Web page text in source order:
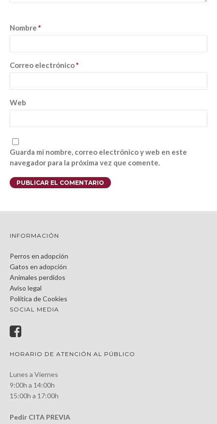
Nombre *
Correo electrónico*
Web
Guarda mi nombre, correo electrónico y web en este
navegador para la próxima vez que comente.
INFORMACIÓN
Perros en adopción
Gatos en adopción
Animales perdidos
Aviso legal
Política de Cookies
SOCIAL MEDIA
HORARIO DE ATENCIÓN AL PÚBLICO
Lunes a Viernes
9:00h a 14:00h
15:00h a 17:00h
Pedir CITA PREVIA